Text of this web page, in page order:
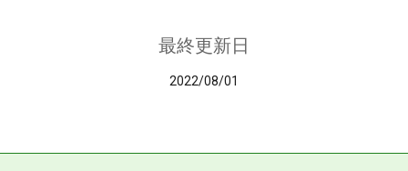
最終更新日
2022/08/01